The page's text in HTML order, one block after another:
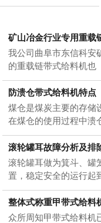
矿山冶金行业专用重载
我公司曲阜市东信科安
的重载链带式给料机也
防溃仓带式给料机特点
煤仓是煤炭主要的存储
在煤仓的使用过程中溃
滚轮罐耳故障分析及排
滚轮罐耳做为箕斗、罐
置，稳定安全的运行起
整体式称重甲带式给料
众所周知甲带式给料机